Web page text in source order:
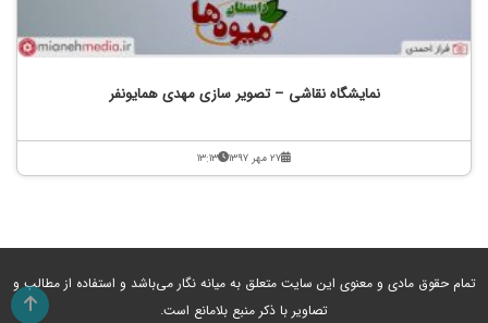
نمایشگاه نقاشی – تصویر سازی مهدی همایونفر
۲۷ مهر ۱۳۹۷ ۱۳:۱۳
تمام حقوق مادی و معنوی این سایت متعلق به میانه نگار می‌باشد و استفاده از مطالب و
تصاویر با ذکر منبع بلامانع است.